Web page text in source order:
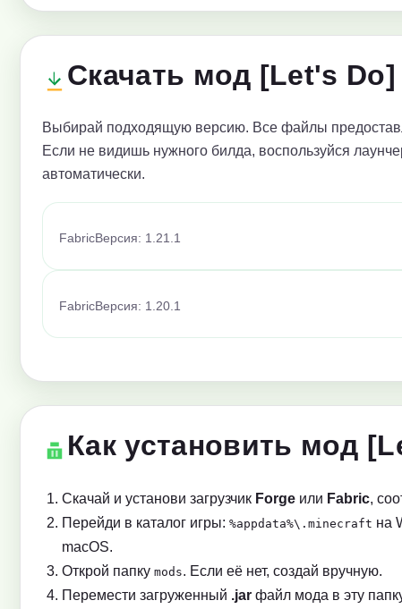
Скачать мод [Let's Do]
Выбирай подходящую версию. Все файлы
Если не видишь нужного билда, воспользуйся
автоматически.
FabricВерсия: 1.21.1
FabricВерсия: 1.20.1
Как установить мод
Скачай и установи загрузчик Forge или Fabric,
Перейди в каталог игры: %appdata%\.minecraft на
macOS.
Открой папку mods. Если её нет, создай вручную.
Перемести загруженный .jar файл мода в эту